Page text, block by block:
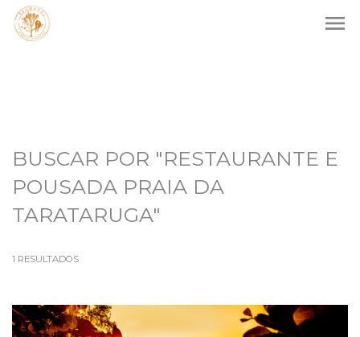
menu
BUSCAR POR "RESTAURANTE E
POUSADA PRAIA DA
TARATARUGA"
1 RESULTADOS